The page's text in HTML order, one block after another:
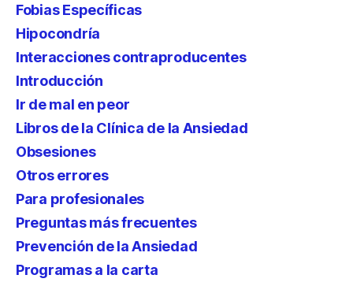
Fobias Específicas
Hipocondría
Interacciones contraproducentes
Introducción
Ir de mal en peor
Libros de la Clínica de la Ansiedad
Obsesiones
Otros errores
Para profesionales
Preguntas más frecuentes
Prevención de la Ansiedad
Programas a la carta